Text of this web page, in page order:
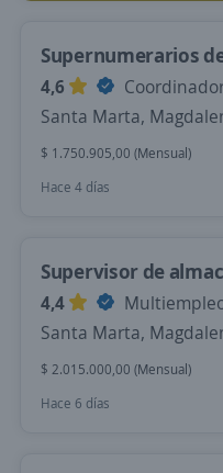
Supernumerarios
4,6
Santa Marta,
$ 1.750.905,00 (Mensual)
Hace 4 días
Supervisor de
4,4
Santa Marta,
$ 2.015.000,00 (Mensual)
Hace 6 días